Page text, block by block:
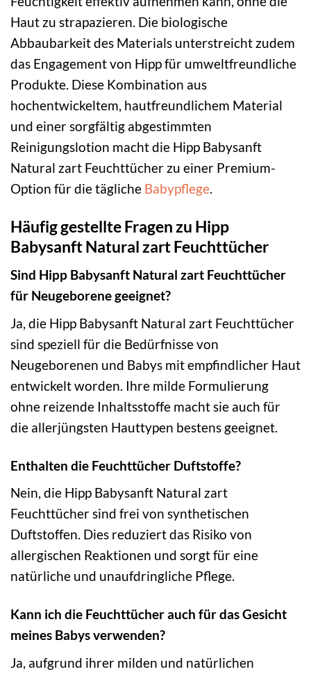
Haut zu strapazieren. Die biologische
Abbaubarkeit des Materials unterstreicht zudem
das Engagement von Hipp für umweltfreundliche
Produkte. Diese Kombination aus
hochentwickeltem, hautfreundlichem Material
und einer sorgfältig abgestimmten
Reinigungslotion macht die Hipp Babysanft
Natural zart Feuchttücher zu einer Premium-
Option für die tägliche Babypflege.
Häufig gestellte Fragen zu Hipp
Babysanft Natural zart Feuchttücher
Sind Hipp Babysanft Natural zart Feuchttücher
für Neugeborene geeignet?
Ja, die Hipp Babysanft Natural zart Feuchttücher
sind speziell für die Bedürfnisse von
Neugeborenen und Babys mit empfindlicher Haut
entwickelt worden. Ihre milde Formulierung
ohne reizende Inhaltsstoffe macht sie auch für
die allerjüngsten Hauttypen bestens geeignet.
Enthalten die Feuchttücher Duftstoffe?
Nein, die Hipp Babysanft Natural zart
Feuchttücher sind frei von synthetischen
Duftstoffen. Dies reduziert das Risiko von
allergischen Reaktionen und sorgt für eine
natürliche und unaufdringliche Pflege.
Kann ich die Feuchttücher auch für das Gesicht
meines Babys verwenden?
Ja, aufgrund ihrer milden und natürlichen